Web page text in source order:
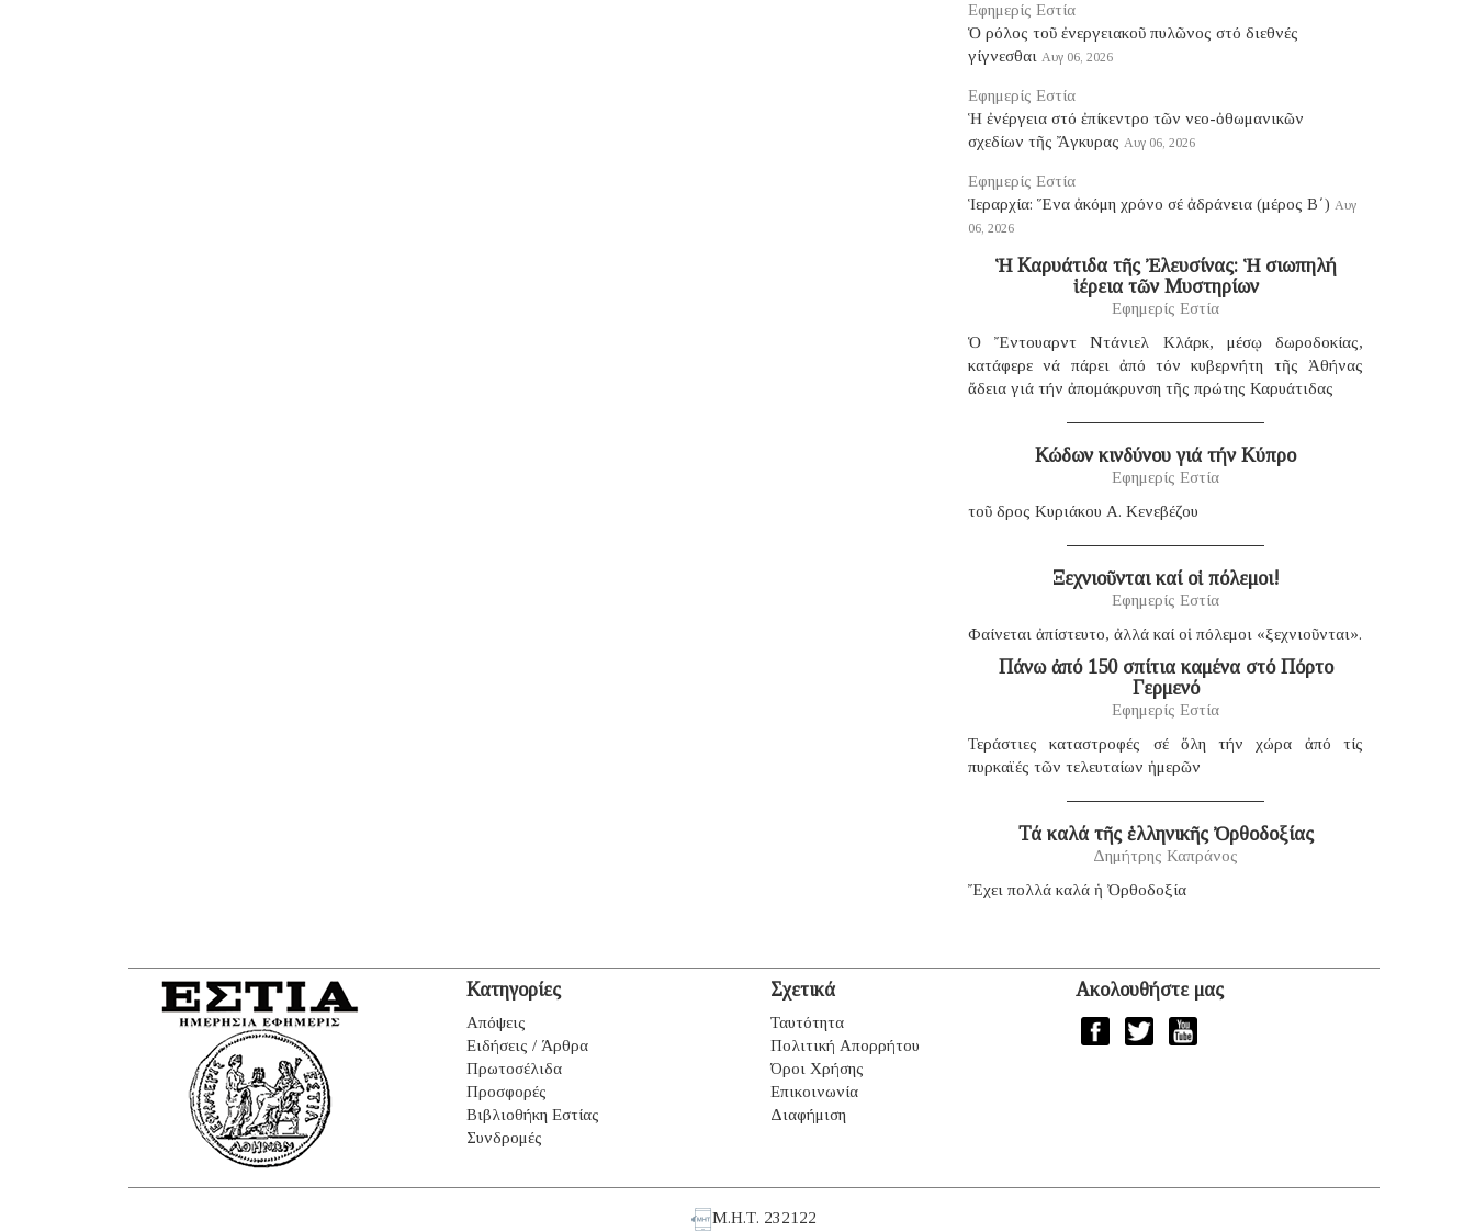
Εφημερίς Εστία
Ὁ ρόλος τοῦ ἐνεργειακοῦ πυλῶνος στό διεθνές
γίγνεσθαι Αυγ 06, 2026
Εφημερίς Εστία
Ἡ ἐνέργεια στό ἐπίκεντρο τῶν νεο-ὀθωμανικῶν
σχεδίων τῆς Ἄγκυρας Αυγ 06, 2026
Εφημερίς Εστία
Ἱεραρχία: Ἕνα ἀκόμη χρόνο σέ ἀδράνεια (μέρος B΄) Αυγ
06, 2026
Ἡ Καρυάτιδα τῆς Ἐλευσίνας: Ἡ σιωπηλή
ἱέρεια τῶν Μυστηρίων
Εφημερίς Εστία
Ὁ Ἔντουαρντ Ντάνιελ Κλάρκ, μέσῳ δωροδοκίας,
κατάφερε νά πάρει ἀπό τόν κυβερνήτη τῆς Ἀθήνας
ἄδεια γιά τήν ἀπομάκρυνση τῆς πρώτης Καρυάτιδας
Κώδων κινδύνου γιά τήν Κύπρο
Εφημερίς Εστία
τοῦ δρος Κυριάκου Α. Κενεβέζου
Ξεχνιοῦνται καί οἱ πόλεμοι!
Εφημερίς Εστία
Φαίνεται ἀπίστευτο, ἀλλά καί οἱ πόλεμοι «ξεχνιοῦνται».
Πάνω ἀπό 150 σπίτια καμένα στό Πόρτο
Γερμενό
Εφημερίς Εστία
Τεράστιες καταστροφές σέ ὅλη τήν χώρα ἀπό τίς
πυρκαϊές τῶν τελευταίων ἡμερῶν
Τά καλά τῆς ἑλληνικῆς Ὀρθοδοξίας
Δημήτρης Καπράνος
Ἔχει πολλά καλά ἡ Ὀρθοδοξία
Κατηγορίες
Απόψεις
Ειδήσεις / Άρθρα
Πρωτοσέλιδα
Προσφορές
Βιβλιοθήκη Εστίας
Συνδρομές
Σχετικά
Ταυτότητα
Πολιτική Απορρήτου
Όροι Χρήσης
Επικοινωνία
Διαφήμιση
Ακολουθήστε μας
Μ.Η.Τ. 232122